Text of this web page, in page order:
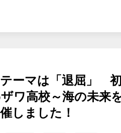
ーマは「退屈」
ワ高校～海の未来
しました！